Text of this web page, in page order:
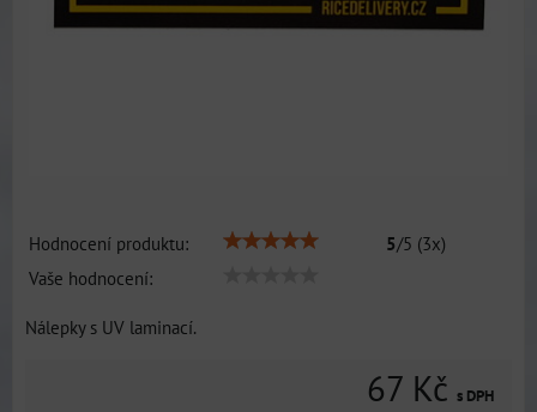
Hodnocení produktu: 5/5 (3x)
Vaše hodnocení:
Nálepky s UV laminací.
67 Kč s DPH